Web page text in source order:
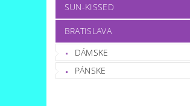
SUN-KISSED
BRATISLAVA
DÁMSKE
PÁNSKE